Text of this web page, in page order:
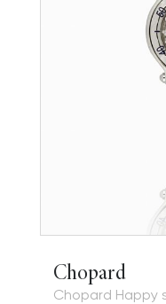
Chopard
Chopard Happy